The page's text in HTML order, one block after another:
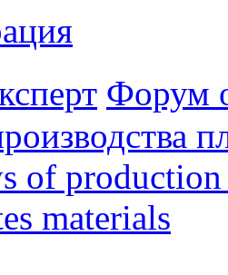
Форум
of
materials